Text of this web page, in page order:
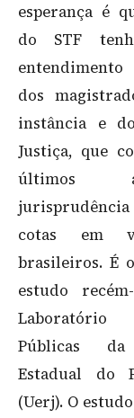
esperança é
do STF
dos
instância e
Justiça, que
últimos
cotas em
brasileiros. É
estudo
Públicas da
Estadual do
(Uerj). O